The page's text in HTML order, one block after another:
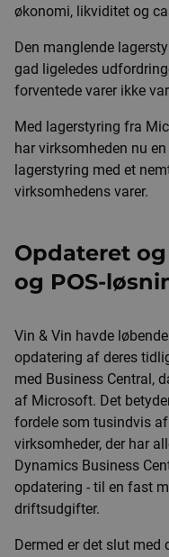
økonomi, likviditet og
Den manglende
gad ligeledes
forventede varer ikke
Med lagerstyring fra
har virksomheden nu
lagerstyring med et
virksomhedens varer.
Opdateret
og POS-
Vin & Vin havde
opdatering af deres
med Business Central,
af Microsoft. Det
fordele som tusindvis
virksomheder, der har
Dynamics Business
opdatering - til en fast
driftsudgifter.
Dermed er det slut